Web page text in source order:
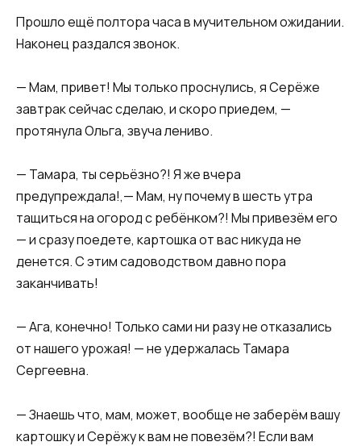
Прошло ещё полтора часа в мучительном ожидании.
Наконец раздался звонок.
— Мам, привет! Мы только проснулись, я Серёже
завтрак сейчас сделаю, и скоро приедем, —
протянула Ольга, звуча лениво.
— Тамара, ты серьёзно?! Я же вчера
предупреждала!,— Мам, ну почему в шесть утра
тащиться на огород с ребёнком?! Мы привезём его
— и сразу поедете, картошка от вас никуда не
денется. С этим садоводством давно пора
заканчивать!
— Ага, конечно! Только сами ни разу не отказались
от нашего урожая! — не удержалась Тамара
Сергеевна.
— Знаешь что, мам, может, вообще не заберём вашу
картошку и Серёжу к вам не повезём?! Если вам